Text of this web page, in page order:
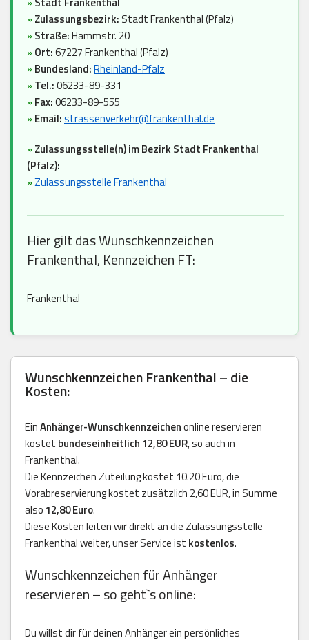
»Zulassungsbezirk: Stadt Frankenthal (Pfalz)
»Straße:Hammstr. 20
»Ort:67227 Frankenthal (Pfalz)
»Bundesland:Rheinland-Pfalz
»Tel.:06233-89-331
»Fax:06233-89-555
»Email:strassenverkehr@frankenthal.de
»Zulassungsstelle(n) im Bezirk Stadt Frankenthal
(Pfalz):
»Zulassungsstelle Frankenthal
Hier gilt das Wunschkennzeichen
Frankenthal, Kennzeichen FT:
Frankenthal
Wunschkennzeichen Frankenthal – die
Kosten:
EinAnhänger-Wunschkennzeichenonline reservieren
kostet bundeseinheitlich 12,80 EUR, so auch in
Frankenthal.
Die Kennzeichen Zuteilung kostet 10.20 Euro, die
Vorabreservierung kostet zusätzlich 2,60 EUR, in Summe
also 12,80 Euro.
Diese Kosten leiten wir direkt an die Zulassungsstelle
Frankenthal weiter, unser Service ist kostenlos.
Wunschkennzeichen für Anhänger
reservieren – so geht`s online:
Du willst dir für deinen Anhänger ein persönliches